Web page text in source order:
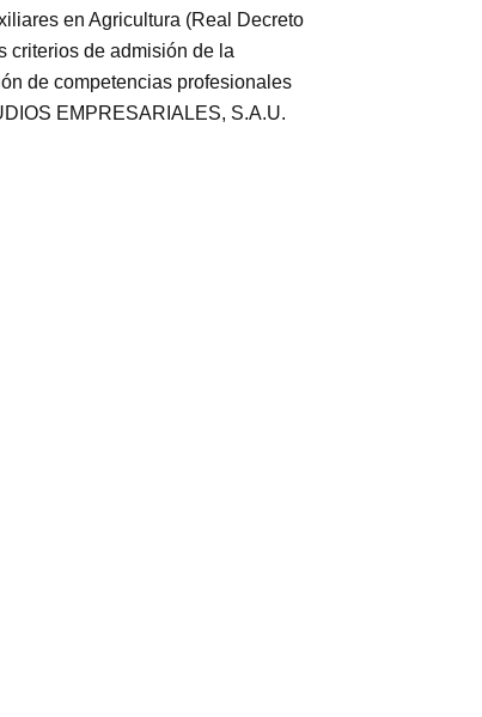
en Agricultura (Real Decreto
criterios de admisión de la
de competencias profesionales
EMPRESARIALES, S.A.U.